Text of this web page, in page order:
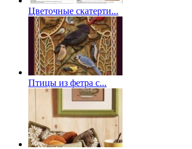
Цветочные скатерти...
Птицы из фетра с...